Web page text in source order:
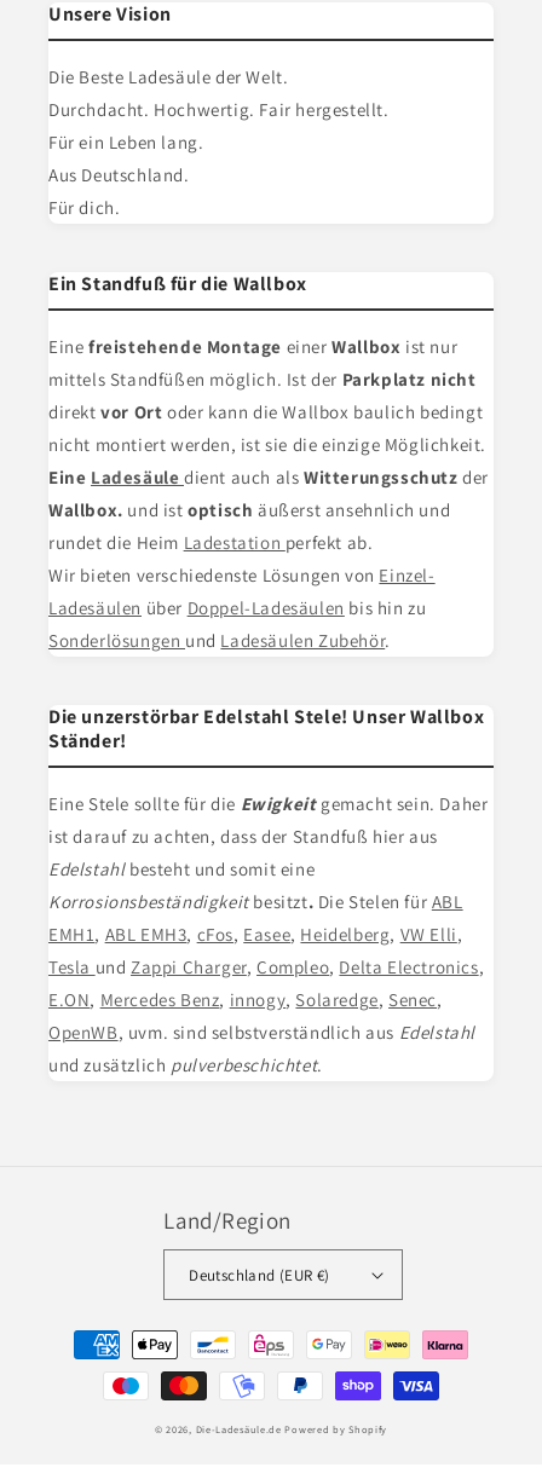
Unsere Vision
Die Beste Ladesäule der Welt.
Durchdacht. Hochwertig. Fair hergestellt.
Für ein Leben lang.
Aus Deutschland.
Für dich.
Ein Standfuß für die Wallbox
Eine freistehende Montage einerWallbox ist nur
mittels Standfüßen möglich. Ist der Parkplatz nicht
direktvor Ortoder kann die Wallbox baulich bedingt
nicht montiert werden, ist sie die einzige Möglichkeit.
Eine Ladesäuledient auch alsWitterungsschutzder
Wallbox. und istoptischäußerst ansehnlich und
rundet die Heim Ladestation perfekt ab.
Wir bieten verschiedenste Lösungen von Einzel-
Ladesäulen über Doppel-Ladesäulen bis hin zu
Sonderlösungen und Ladesäulen Zubehör.
Die unzerstörbar Edelstahl Stele! Unser Wallbox
Ständer!
Eine Stele sollte für die Ewigkeit gemacht sein. Daher
ist darauf zu achten, dass der Standfuß hier aus
Edelstahlbesteht und somit eine
Korrosionsbeständigkeitbesitzt. Die Stelen für ABL
EMH1, ABL EMH3, cFos, Easee, Heidelberg, VW Elli,
Tesla undZappi Charger,Compleo, Delta Electronics,
E.ON, Mercedes Benz, innogy, Solaredge, Senec,
OpenWB, uvm. sind selbstverständlich aus Edelstahl
und zusätzlich pulverbeschichtet.
Land/Region
Deutschland (EUR €)
Zahlungsmethoden
© 2026, Die-Ladesäule.de Powered by Shopify